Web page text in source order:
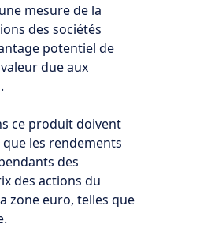
mesure de la
des sociétés
potentiel de
due aux
ce produit doivent
les rendements
des
des actions du
zone euro, telles que